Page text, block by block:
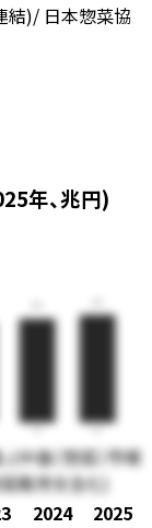
結)/ 日本惣菜協
年、兆円)
24 25
(中食〔惣菜〕市場
販売を含む)
2024
2025